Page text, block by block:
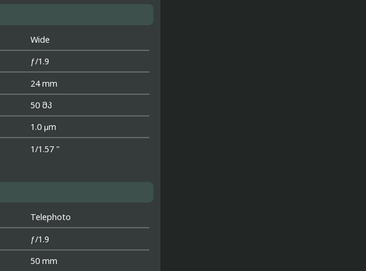
Wide
ƒ/1.9
24 mm
50 მპ
1.0 μm
1/1.57 "
Telephoto
ƒ/1.9
50 mm